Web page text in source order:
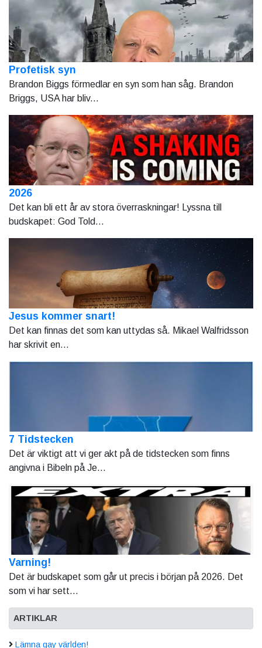
Profetisk syn
Brandon Biggs förmedlar en syn som han såg. Brandon
Briggs, USA har bliv...
2026
Det kan bli ett år av stora överraskningar! Lyssna till
budskapet: God Told...
Jesus kommer snart!
Det kan finnas det som kan uttydas så. Mikael Walfridsson
har skrivit en...
7 Tidstecken
Det är viktigt att vi ger akt på de tidstecken som finns
angivna i Bibeln på Je...
Varning!
Det är budskapet som går ut precis i början på 2026. Det
som vi har sett...
ARTIKLAR
Lämna gay världen!